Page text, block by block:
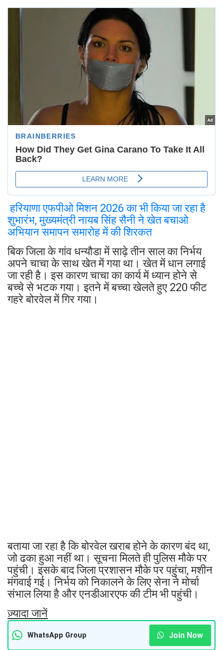
हरियाणा एफपीओ मिशन 2026 का भी किया जा रहा है
शुभारंभ, मुख्यमंत्री नायब सिंह सैनी ने खेत बचाओ
अभियान समापन समारोह में की शिरकत
बिक जिला के गांव धन्यौडा में साढ़े तीन साल का निर्भय
अपने चाचा के साथ खेत में गया था। खेत में धान लगाई
जा रही है। इस कारण चाचा का कार्य में ध्यान होने से
बच्चे से भटक गया। इतने में बच्चा खेलते हुए 220 फीट
गहरे बोरवेल में गिर गया।
बताया जा रहा है कि बोरवेल खराब होने के कारण बंद था,
जो ढका हुआ नहीं था। सूचना मिलते ही पुलिस मौके पर
पहुंची। इसके बाद जिला प्रशासन मौके पर पहुंचा, मशीन
मंगवाई गई। निर्भय को निकालने के लिए सेना ने मोर्चा
संभाल लिया है और एनडीआरएफ की टीम भी पहुंची।
ज़्यादा जानें
WhatsApp Group Join Now